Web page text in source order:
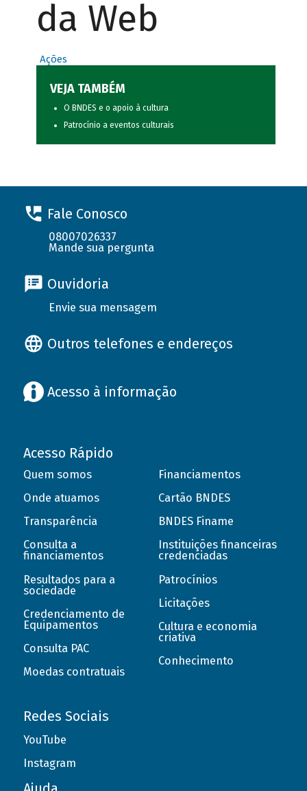
da Web
Ações
VEJA TAMBÉM
O BNDES e o apoio à cultura
Patrocínio a eventos culturais
Fale Conosco
08007026337
Mande sua pergunta
Ouvidoria
Envie sua mensagem
Outros telefones e endereços
Acesso à informação
Acesso Rápido
Quem somos
Onde atuamos
Transparência
Consulta a
financiamentos
Resultados para a
sociedade
Credenciamento de
Equipamentos
Consulta PAC
Moedas contratuais
Financiamentos
Cartão BNDES
BNDES Finame
Instituições financeiras
credenciadas
Patrocínios
Licitações
Cultura e economia
criativa
Conhecimento
Redes Sociais
YouTube
Instagram